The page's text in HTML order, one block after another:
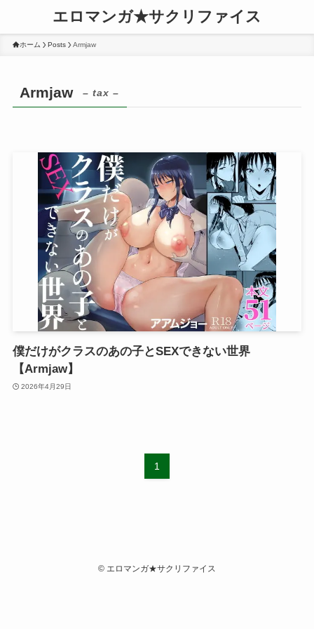
エロマンガ★サクリファイス
ホーム Posts Armjaw
Armjaw – tax –
僕だけがクラスのあの子とSEXできない世界
【Armjaw】
2026年4月29日
1
© エロマンガ★サクリファイス